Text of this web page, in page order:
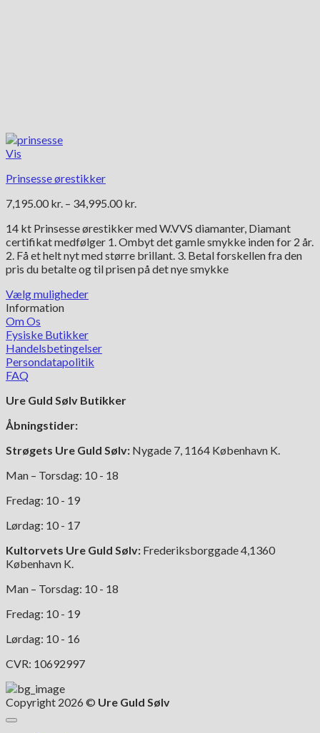
Vis
Prinsesse ørestikker
7,195.00 kr. – 34,995.00 kr.
til
34,995.00 kr.
14 kt Prinsesse ørestikker med W.VVS diamanter, Diamant
certifikat medfølger 1. Ombyt det gamle smykke inden for 2 år.
2. Få et helt nyt med større brillant. 3. Betal forskellen fra den
pris du betalte og til prisen på det nye smykke
Vælg muligheder
Dette
vare
har
flere
varianter.
Mulighederne
vælges
varesiden
Information
Om Os
Fysiske Butikker
Handelsbetingelser
Persondatapolitik
FAQ
Ure Guld Sølv Butikker
Åbningstider:
Strøgets Ure Guld Sølv: Nygade 7, 1164 København K.
Man – Torsdag: 10 - 18
Fredag: 10 - 19
Lørdag: 10 - 17
Kultorvets Ure Guld Sølv: Frederiksborggade 4,1360
København K.
Man – Torsdag: 10 - 18
Fredag: 10 - 19
Lørdag: 10 - 16
CVR: 10692997
Copyright 2026 © Ure Guld Sølv